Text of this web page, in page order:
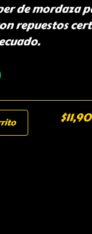
de mordaza
repuestos
$